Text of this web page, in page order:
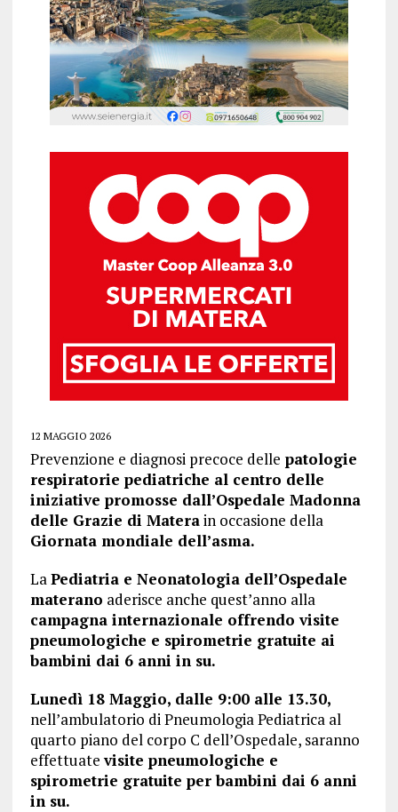
12 MAGGIO 2026
Prevenzione e diagnosi precoce delle patologie
respiratorie pediatriche al centro delle
iniziative promosse dall’Ospedale Madonna
delle Grazie di Materain occasione della
Giornata mondiale dell’asma.
LaPediatria e Neonatologia dell’Ospedale
materano aderisce anche quest’anno alla
campagna internazionale offrendo visite
pneumologiche e spirometrie gratuite ai
bambini dai 6 anni in su.
Lunedì 18 Maggio, dalle 9:00 alle 13.30,
nell’ambulatorio di Pneumologia Pediatrica al
quarto piano del corpo C dell’Ospedale, saranno
effettuatevisite pneumologiche e
spirometrie gratuite per bambini dai 6 anni
in su.